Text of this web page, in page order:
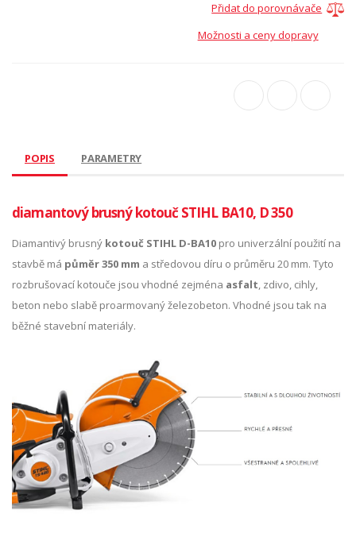
Přidat do porovnávače
Možnosti a ceny dopravy
POPIS PARAMETRY
diamantový brusný kotouč STIHL BA10, D 350
Diamantivý brusný kotouč STIHL D-BA10 pro univerzální použití na
stavbě má půměr 350 mm a středovou díru o průměru 20 mm. Tyto
rozbrušovací kotouče jsou vhodné zejména asfalt, zdivo, cihly,
beton nebo slabě proarmovaný železobeton. Vhodné jsou tak na
běžné stavební materiály.